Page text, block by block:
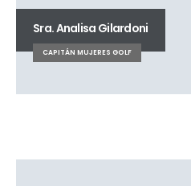
Sra. Analisa Gilardoni
CAPITÁN MUJERES GOLF